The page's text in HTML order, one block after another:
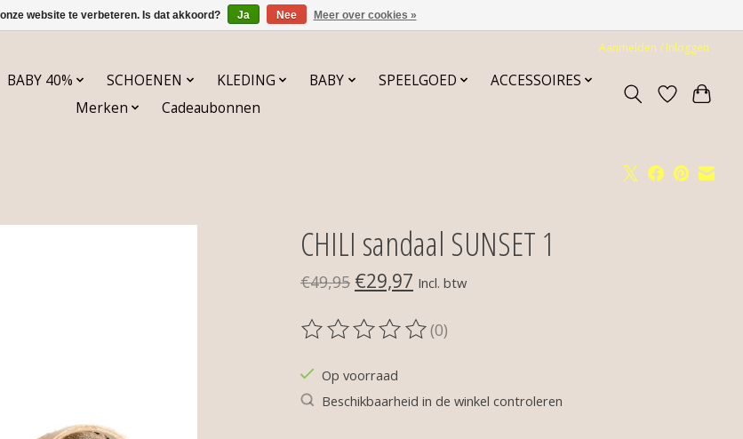
Aanmelden / Inloggen
BABY 40% SCHOENEN KLEDING BABY SPEELGOED
ACCESSOIRES
Merken
Cadeaubonnen
CHILI sandaal SUNSET 1
€49,95 €29,97 Incl. btw
De beoordeling van dit product is
(0)
Op voorraad
Beschikbaarheid in de winkel controleren
website te verbeteren. Is dat akkoord? Ja Nee Meer over cookies »